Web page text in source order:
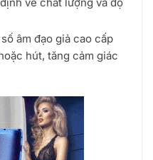
âm đạo giả cao cấp
hút, tăng cảm giác